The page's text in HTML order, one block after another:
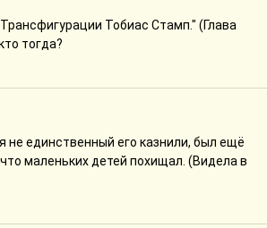
Тобиас Стамп." (Глава
тогда?
не единственный его казнили, был ещё
маленьких детей похищал. (Видела в